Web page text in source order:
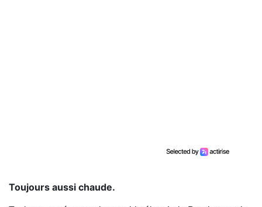
Toujours aussi chaude.